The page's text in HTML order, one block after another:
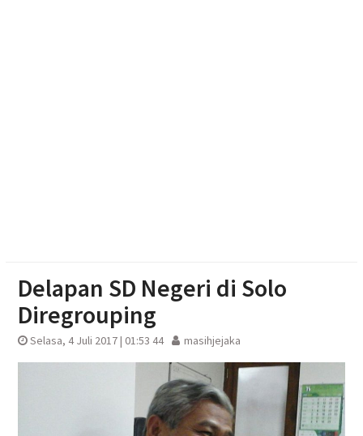
Delapan SD Negeri di Solo
Diregrouping
Selasa, 4 Juli 2017 | 01:53 44 masihjejaka